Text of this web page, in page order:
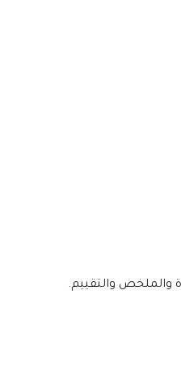
والتقييم.